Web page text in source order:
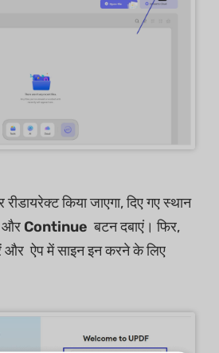
किया जाएगा, दिए गए स्थान
और Continue बटन दबाएं। फिर,
और ऐप में साइन इन करने के लिए